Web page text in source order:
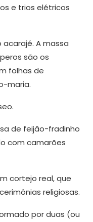
e trios elétricos
A massa
são os
folhas de
maria.
de feijão-fradinho
com camarões
cortejo real, que
religiosas.
por duas (ou